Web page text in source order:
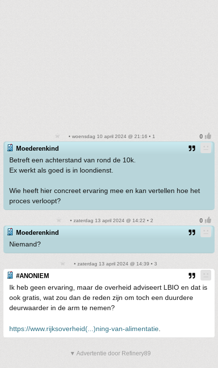
• woensdag 10 april 2024 @ 21:16 • 1
Moederenkind
Betreft een achterstand van rond de 10k.
Ex werkt als goed is in loondienst.
Wie heeft hier concreet ervaring mee en kan vertellen hoe het
proces verloopt?
• zaterdag 13 april 2024 @ 14:22 • 2
Moederenkind
Niemand?
• zaterdag 13 april 2024 @ 14:39 • 3
#ANONIEM
Ik heb geen ervaring, maar de overheid adviseert LBIO en dat is
ook gratis, wat zou dan de reden zijn om toch een duurdere
deurwaarder in de arm te nemen?
https://www.rijksoverheid(...)ning-van-alimentatie
▼ Advertentie door Refinery89